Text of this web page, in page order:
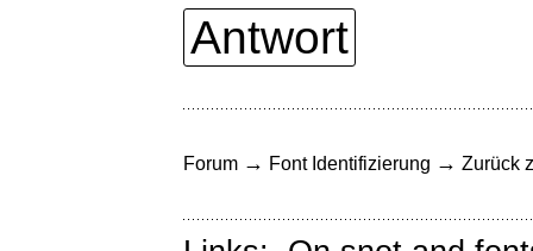
Antwort
Forum → Font Identifizierung → Zurück